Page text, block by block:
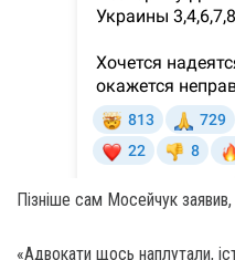
Пізніше сам Мосейчук
«Адвокати щось наплутали,